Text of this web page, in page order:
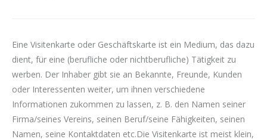
Eine Visitenkarte oder Geschäftskarte ist ein Medium, das dazu
dient, für eine (berufliche oder nichtberufliche) Tätigkeit zu
werben. Der Inhaber gibt sie an Bekannte, Freunde, Kunden
oder Interessenten weiter, um ihnen verschiedene
Informationen zukommen zu lassen, z. B. den Namen seiner
Firma/seines Vereins, seinen Beruf/seine Fähigkeiten, seinen
Namen, seine Kontaktdaten etc.Die Visitenkarte ist meist klein,